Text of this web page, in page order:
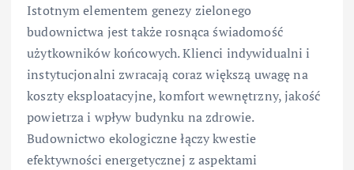
Istotnym elementem genezy zielonego
budownictwa jest także rosnąca świadomość
użytkowników końcowych. Klienci indywidualni i
instytucjonalni zwracają coraz większą uwagę na
koszty eksploatacyjne, komfort wewnętrzny, jakość
powietrza i wpływ budynku na zdrowie.
Budownictwo ekologiczne łączy kwestie
efektywności energetycznej z aspektami